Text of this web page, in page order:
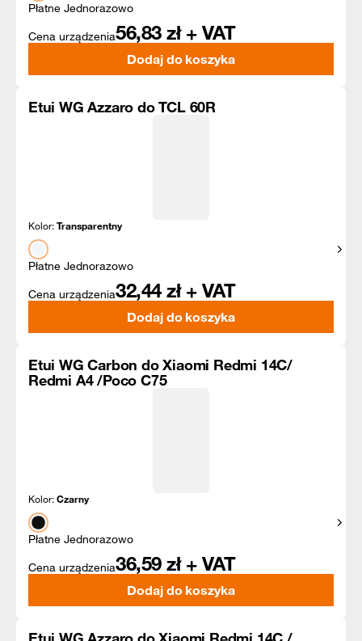
Płatne Jednorazowo
Cena urządzenia56,83 zł + VAT
Dodaj do koszyka
Etui WG Azzaro do TCL 60R
Kolor:Transparentny
Płatne Jednorazowo
Cena urządzenia32,44 zł + VAT
Dodaj do koszyka
Etui WG Carbon do Xiaomi Redmi 14C/
Redmi A4 /Poco C75
Kolor:Czarny
Płatne Jednorazowo
Cena urządzenia36,59 zł + VAT
Dodaj do koszyka